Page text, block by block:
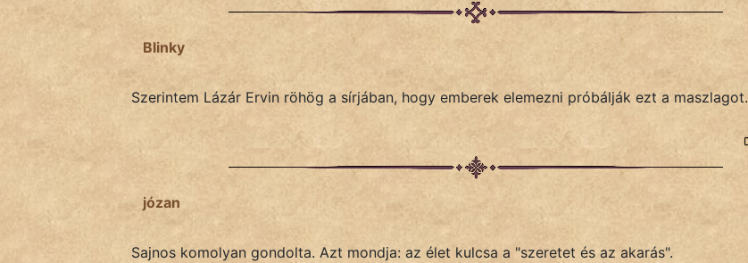
NapHold
Blinky
Szerintem Lázár Ervin röhög a sírjában, hogy emberek elemezni próbálják ezt a maszlagot.
józan
Sajnos komolyan gondolta. Azt mondja: az élet kulcsa a "szeretet és az akarás".